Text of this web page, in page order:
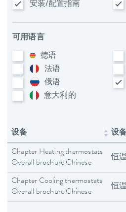
安装/配置指南
可用语言
德语
法语
俄语
意大利​的
设备 设
Chapter Heating thermostats
Overall brochure Chinese
恒
Chapter Cooling thermostats
Overall brochure Chinese
恒